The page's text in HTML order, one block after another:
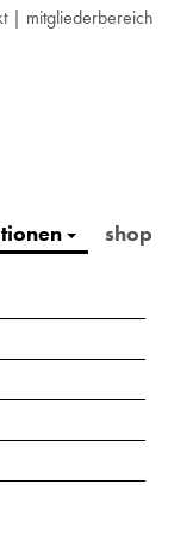
| mitgliederbereich
shop